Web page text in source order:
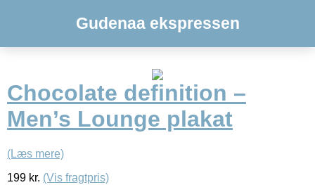
Gudenaa ekspressen
Chocolate definition –
Men’s Lounge plakat
(Læs mere)
199 kr. (Vis fragtpris)